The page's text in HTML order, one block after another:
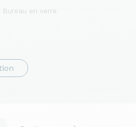
Bureau en verre